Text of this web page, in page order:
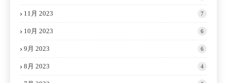
11月 2023 7
10月 2023 6
9月 2023 6
8月 2023 4